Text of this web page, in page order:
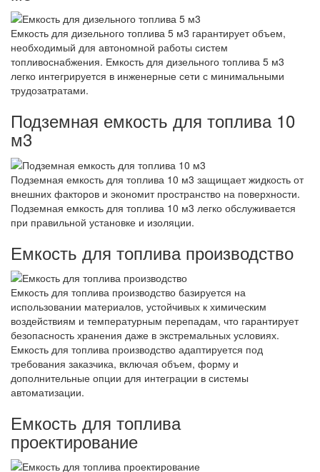
Емкость для дизельного топлива 5 м3 гарантирует объем,
необходимый для автономной работы систем
топливоснабжения. Емкость для дизельного топлива 5 м3
легко интегрируется в инженерные сети с минимальными
трудозатратами.
Подземная емкость для топлива 10
м3
Подземная емкость для топлива 10 м3 защищает жидкость от
внешних факторов и экономит пространство на поверхности.
Подземная емкость для топлива 10 м3 легко обслуживается
при правильной установке и изоляции.
Емкость для топлива производство
Емкость для топлива производство базируется на
использовании материалов, устойчивых к химическим
воздействиям и температурным перепадам, что гарантирует
безопасность хранения даже в экстремальных условиях.
Емкость для топлива производство адаптируется под
требования заказчика, включая объем, форму и
дополнительные опции для интеграции в системы
автоматизации.
Емкость для топлива
проектирование